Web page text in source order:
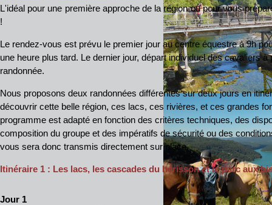
L'idéal pour une première approche de la région ou pour vous
!
Le rendez-vous est prévu le premier jour au centre équestre à 9h
une heure plus tard. Le dernier jour, départ individuel des cavaliers à
randonnée.
Nous proposons deux randonnées différentes sur deux jours en
découvrir cette belle région, ces lacs, ces rivières, et ces grandes
programme est adapté en fonction des critères techniques, des
composition du groupe et des impératifs de sécurité ou des
vous sera donc transmis directement sur place.
Itinéraire 1 : Les lacs, les cascades du hérisson et le parc aux
Jour 1